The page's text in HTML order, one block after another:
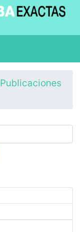
Publicaciones